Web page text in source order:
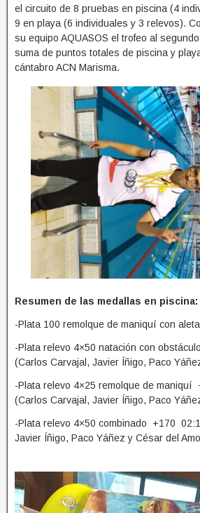
el circuito de 8 pruebas en piscina (4
9 en playa (6 individuales y 3 relevos).
su equipo AQUASOS el trofeo al
suma de puntos totales de piscina y
cántabro ACN Marisma.
Resumen de las medallas en piscina:
-Plata 100 remolque de maniquí con
-Plata relevo 4×50 natación con
(Carlos Carvajal, Javier Íñigo, Paco
-Plata relevo 4×25 remolque de maniquí
(Carlos Carvajal, Javier Íñigo, Paco
-Plata relevo 4×50 combinado +170
Javier Íñigo, Paco Yáñez y César del